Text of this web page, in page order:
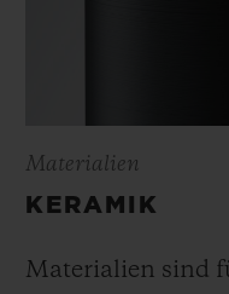
Materialien
KERAMIK
Materialien sind